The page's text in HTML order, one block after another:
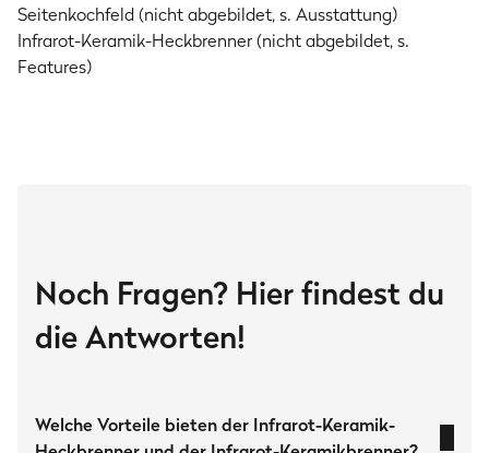
Komfort & Reinigung
Gasart
Nur für die Gasarten Butan (G30) und Propan (G31) geeignet.
Artikelnummer
947150
Seitenkochfeld (nicht abgebildet, s. Ausstattung)
Infrarot-Keramik-Heckbrenner (nicht abgebildet, s.
Features)
Noch Fragen? Hier findest du
die Antworten!
Welche Vorteile bieten der Infrarot-Keramik-